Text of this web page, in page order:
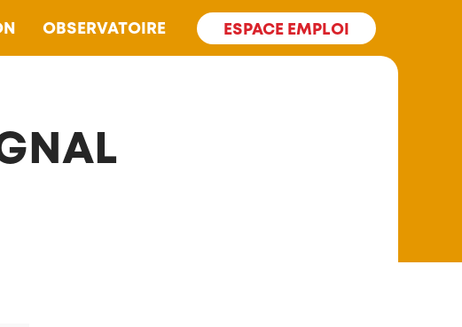
OBSERVATOIRE ESPACE EMPLOI